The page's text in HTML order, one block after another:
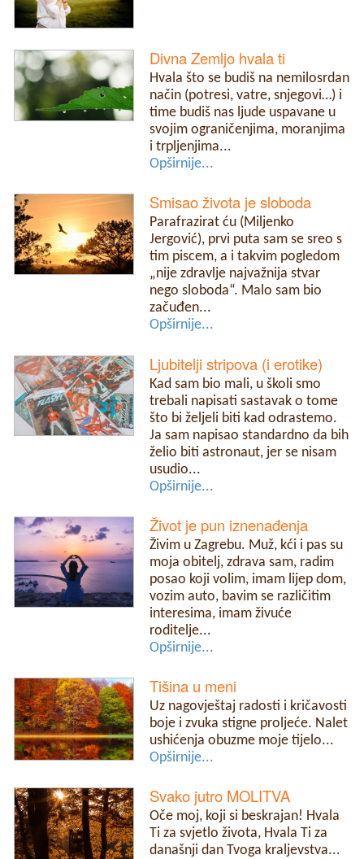
Divna Zemljo hvala ti
Hvala što se budiš na nemilosrdan
način (potresi, vatre, snjegovi…) i
time budiš nas ljude uspavane u
svojim ograničenjima, moranjima
i trpljenjima...
Opširnije...
Smisao života je sloboda
Parafrazirat ću (Miljenko
Jergović), prvi puta sam se sreo s
tim piscem, a i takvim pogledom
„nije zdravlje najvažnija stvar
nego sloboda“. Malo sam bio
začuđen...
Opširnije...
Ljubitelji stripova (i erotike)
Kad sam bio mali, u školi smo
trebali napisati sastavak o tome
što bi željeli biti kad odrastemo.
Ja sam napisao standardno da bih
želio biti astronaut, jer se nisam
usudio...
Opširnije...
Život je pun iznenađenja
Živim u Zagrebu. Muž, kći i pas su
moja obitelj, zdrava sam, radim
posao koji volim, imam lijep dom,
vozim auto, bavim se različitim
interesima, imam živuće
roditelje...
Opširnije...
Tišina u meni
Uz nagovještaj radosti i kričavosti
boje i zvuka stigne proljeće. Nalet
ushićenja obuzme moje tijelo...
Opširnije...
Svako jutro MOLITVA
Oče moj, koji si beskrajan! Hvala
Ti za svjetlo života, Hvala Ti za
današnji dan Tvoga kraljevstva...